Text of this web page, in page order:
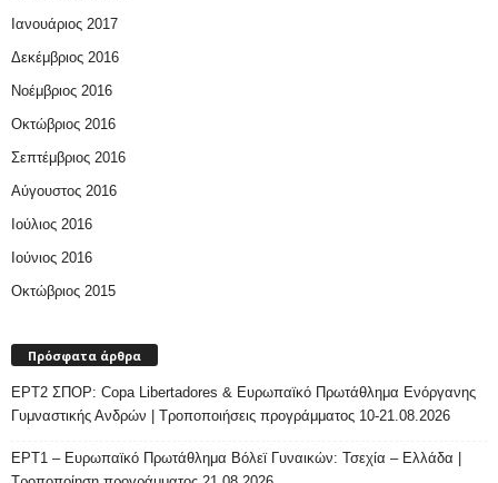
Ιανουάριος 2017
Δεκέμβριος 2016
Νοέμβριος 2016
Οκτώβριος 2016
Σεπτέμβριος 2016
Αύγουστος 2016
Ιούλιος 2016
Ιούνιος 2016
Οκτώβριος 2015
Πρόσφατα άρθρα
ΕΡΤ2 ΣΠΟΡ: Copa Libertadores & Ευρωπαϊκό Πρωτάθλημα Ενόργανης
Γυμναστικής Ανδρών | Τροποποιήσεις προγράμματος 10-21.08.2026
ΕΡΤ1 – Ευρωπαϊκό Πρωτάθλημα Βόλεϊ Γυναικών: Τσεχία – Ελλάδα |